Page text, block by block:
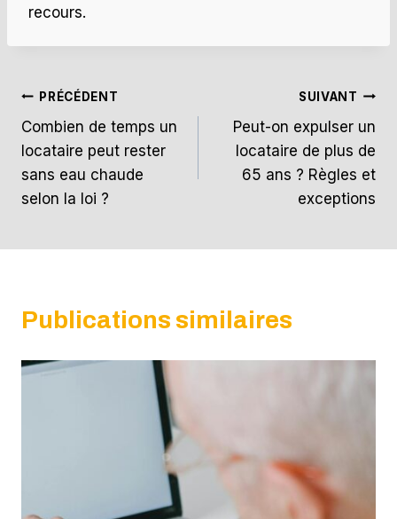
recours.
Navigation
de
l’article
PRÉCÉDENT
Combien de temps un
locataire peut rester
sans eau chaude
selon la loi ?
SUIVANT
Peut-on expulser un
locataire de plus de
65 ans ? Règles et
exceptions
Publications similaires